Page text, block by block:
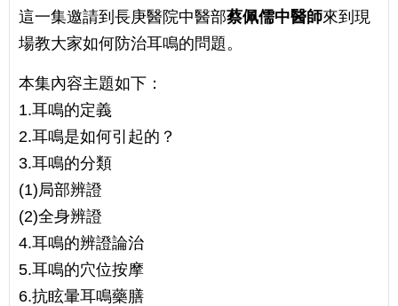
這一集邀請到長庚醫院中醫部蔡佩儒中醫師來到現
場教大家如何防治耳鳴的問題。
本集內容主題如下：
1.耳鳴的定義
2.耳鳴是如何引起的？
3.耳鳴的分類
(1)局部辨證
(2)全身辨證
4.耳鳴的辨證論治
5.耳鳴的穴位按摩
6.抗眩暈耳鳴藥膳